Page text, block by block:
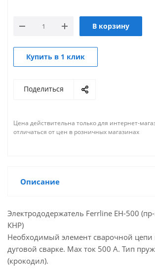
В корзину
Купить в 1 клик
Поделиться
Цена действительна только для интернет-
отличаться от цен в розничных магазинах
Описание
Электрододержатель Ferrline EH-500
КНР)
Необходимый элемент сварочной
дуговой сварке. Max ток 500 А. Тип
(крокодил).